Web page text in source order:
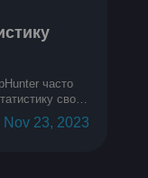
часто
своих
Как
Nov 23, 2023